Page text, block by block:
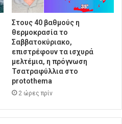
Στους 40 βαθμούς η
θερμοκρασία το
Σαββατοκύριακο,
επιστρέφουν τα ισχυρά
μελτέμια, η πρόγνωση
Τσατραφύλλια στο
protothema
2 ώρες πρίν